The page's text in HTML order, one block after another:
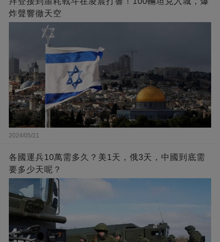
炸聲響徹天空
2024/05/21
各國運兵10萬需多久？美1天，俄3天，中國到底需
要多少天呢？